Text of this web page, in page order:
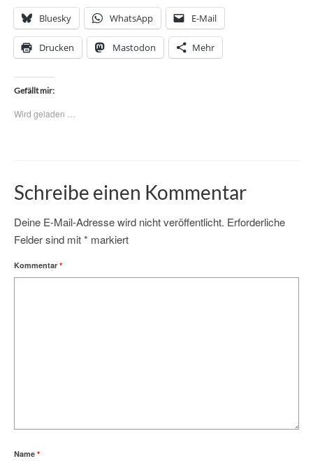
Bluesky WhatsApp E-Mail
Drucken Mastodon Mehr
Gefällt mir:
Wird geladen …
Schreibe einen Kommentar
Deine E-Mail-Adresse wird nicht veröffentlicht. Erforderliche
Felder sind mit* markiert
Kommentar *
Name *